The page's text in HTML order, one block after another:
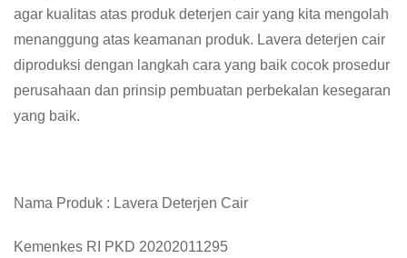
agar kualitas atas produk deterjen cair yang kita mengolah
menanggung atas keamanan produk. Lavera deterjen cair
diproduksi dengan langkah cara yang baik cocok prosedur
perusahaan dan prinsip pembuatan perbekalan kesegaran
yang baik.
Nama Produk : Lavera Deterjen Cair
Kemenkes RI PKD 20202011295